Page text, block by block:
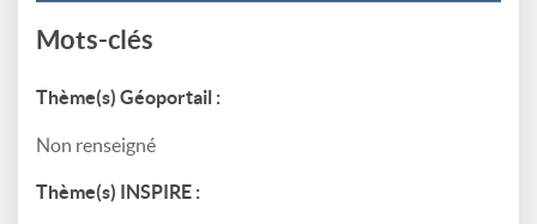
Mots-clés
Thème(s) Géoportail :
Non renseigné
Thème(s) INSPIRE :